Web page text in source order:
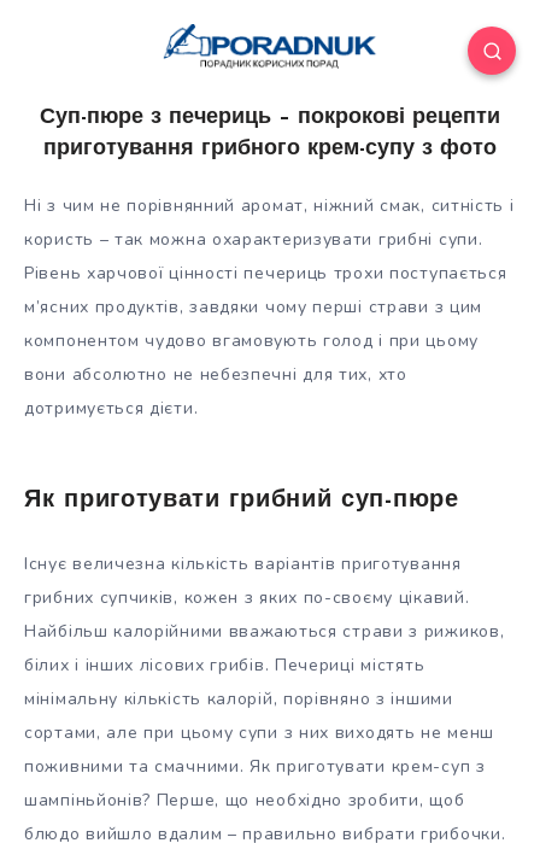
Суп-пюре з печериць – покрокові рецепти
приготування грибного крем-супу з фото
Ні з чим не порівнянний аромат, ніжний смак, ситність і
користь – так можна охарактеризувати грибні супи.
Рівень харчової цінності печериць трохи поступається
м’ясних продуктів, завдяки чому перші страви з цим
компонентом чудово вгамовують голод і при цьому
вони абсолютно не небезпечні для тих, хто
дотримується дієти.
Як приготувати грибний суп-пюре
Існує величезна кількість варіантів приготування
грибних супчиків, кожен з яких по-своєму цікавий.
Найбільш калорійними вважаються страви з рижиков,
білих і інших лісових грибів. Печериці містять
мінімальну кількість калорій, порівняно з іншими
сортами, але при цьому супи з них виходять не менш
поживними та смачними. Як приготувати крем-суп з
шампіньйонів? Перше, що необхідно зробити, щоб
блюдо вийшло вдалим – правильно вибрати грибочки.